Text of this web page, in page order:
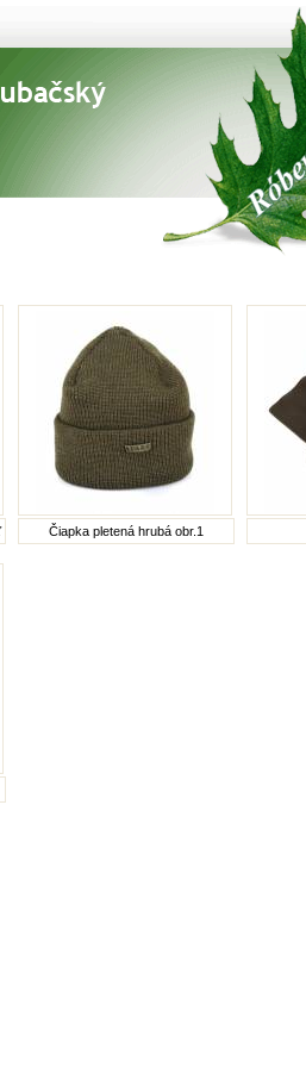
Čiapka pletená hrubá obr.1